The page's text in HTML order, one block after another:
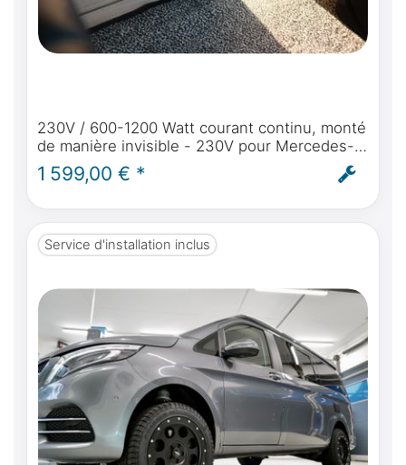
230V / 600-1200 Watt courant continu, monté
de manière invisible - 230V pour Mercedes-
Benz Marco Polo (W447) à partir de BJ2014
courant autarcique dans le Marco Polo -
1 599,00 € *
Service d'installation inclus